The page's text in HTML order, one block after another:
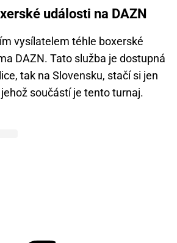
události na DAZN
vysílatelem téhle boxerské
DAZN. Tato služba je dostupná
tak na Slovensku, stačí si jen
součástí je tento turnaj.